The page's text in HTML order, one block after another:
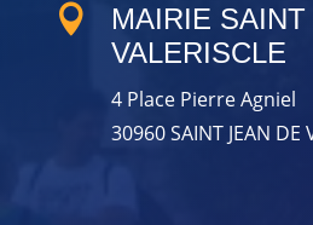

MAIRIE
VALERISCLE
4 Place Pierre Agniel
30960 SAINT JEAN DE